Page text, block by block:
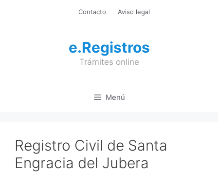
Contacto Aviso legal
e.Registros
Trámites online
Menú
Registro Civil de Santa
Engracia del Jubera